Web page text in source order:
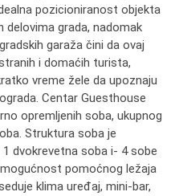
pozicioniranost objekta
grada, nadomak
garaža čini da ovaj
i domaćih turista,
vreme žele da upoznaju
Centar Guesthouse
opremljenih soba, ukupnog
Struktura soba je
dvokrevetna soba i- 4 sobe
pomoćnog ležaja
klima uređaj, mini-bar,